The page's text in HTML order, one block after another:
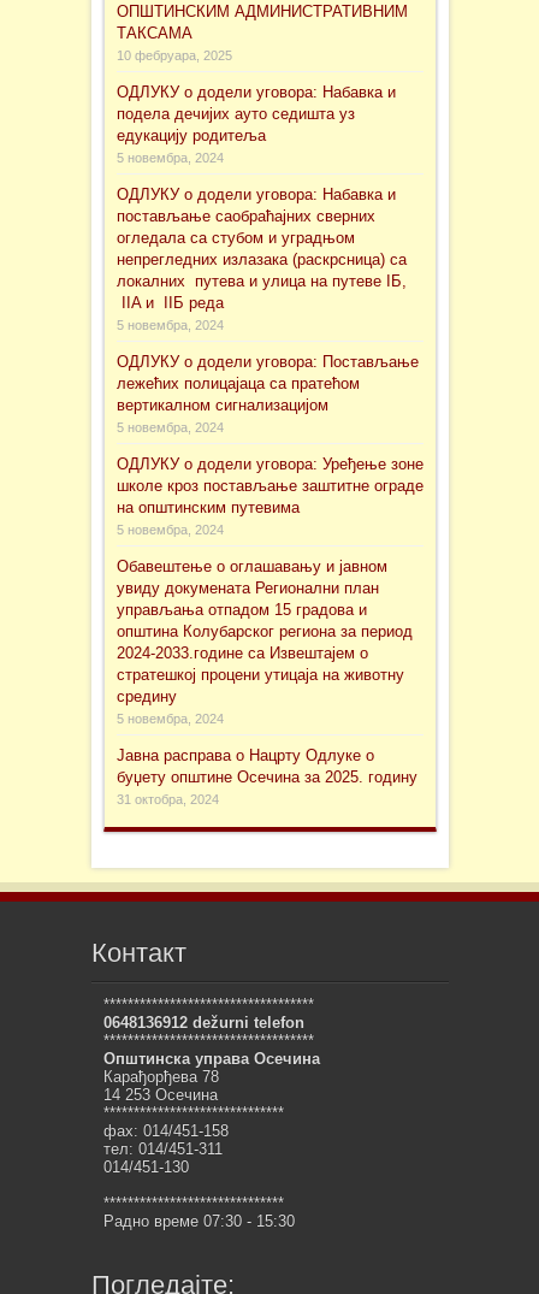
ОПШТИНСКИМ АДМИНИСТРАТИВНИМ
ТАКСАМА
10 фебруара, 2025
ОДЛУКУ о додели уговора: Набавка и
подела дечијих ауто седишта уз
едукацију родитеља
5 новембра, 2024
ОДЛУКУ о додели уговора: Набавка и
постављање саобраћајних сверних
огледала са стубом и уградњом
непрегледних излазака (раскрсница) са
локалних путева и улица на путеве IБ,
IIA и IIБ реда
5 новембра, 2024
ОДЛУКУ о додели уговора: Постављање
лежећих полицајаца са пратећом
вертикалном сигнализацијом
5 новембра, 2024
ОДЛУКУ о додели уговора: Уређење зоне
школе кроз постављање заштитне ограде
на општинским путевима
5 новембра, 2024
Обавештење о оглашавању и јавном
увиду докуменaта Регионални план
управљања отпадом 15 градова и
општина Колубарског региона за период
2024-2033.године са Извештајем о
стратешкој процени утицаја на животну
средину
5 новембра, 2024
Јавна расправа о Нацрту Одлуке о
буџету општине Осечина за 2025. годину
31 октобра, 2024
Контакт
***********************************
0648136912 dežurni telefon
***********************************
Општинска управа Осечина
Карађорђева 78
14 253 Осечина
******************************
фах: 014/451-158
тел: 014/451-311
014/451-130
******************************
Радно време 07:30 - 15:30
Погледајте: